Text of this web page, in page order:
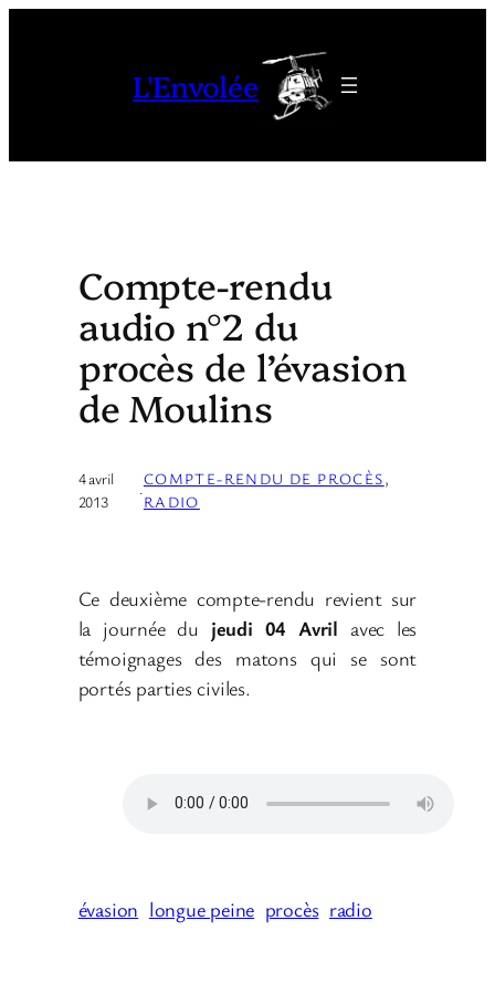
L'Envolée
Compte-rendu
audio n°2 du
procès de l’évasion
de Moulins
4 avril
2013
·
COMPTE-RENDU DE PROCÈS
RADIO
Ce deuxième compte-rendu revient sur
la journée du jeudi 04 Avril avec les
témoignages des matons qui se sont
portés parties civiles.
évasion longue peine procès radio